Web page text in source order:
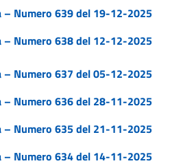
Numero 639 del 19-12-2025
Numero 638 del 12-12-2025
Numero 637 del 05-12-2025
Numero 636 del 28-11-2025
Numero 635 del 21-11-2025
Numero 634 del 14-11-2025